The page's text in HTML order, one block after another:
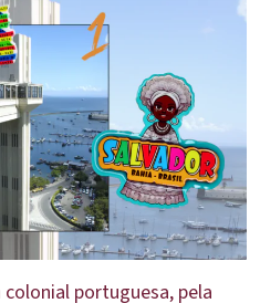
portuguesa, pela